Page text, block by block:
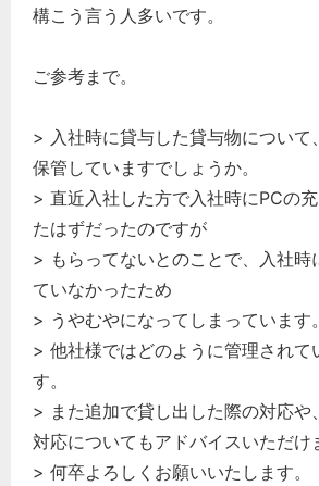
構こう言う人多いです。
ご参考まで。
> 入社時に貸与した貸与物について
保管していますでしょうか。
> 直近入社した方で入社時にPCの
たはずだったのですが
> もらってないとのことで、入社時
ていなかったため
> うやむやになってしまっています。
> 他社様ではどのように管理されて
す。
> また追加で貸し出した際の対応や
対応についてもアドバイスいただけ
> 何卒よろしくお願いいたします。